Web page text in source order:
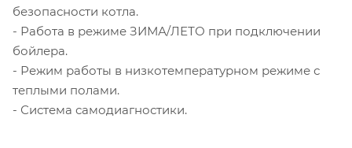
безопасности котла.
- Работа в режиме ЗИМА/ЛЕТО при подключении
бойлера.
- Режим работы в низкотемпературном режиме с
теплыми полами.
- Система самодиагностики.